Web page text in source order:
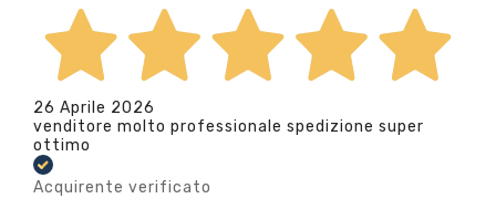
26 Aprile 2026
venditore molto professionale spedizione super
ottimo
Acquirente verificato